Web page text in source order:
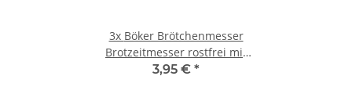
3x Böker Brötchenmesser
Brotzeitmesser rostfrei mit
Wellenschliff gelb 1 Stück
3,95 € *